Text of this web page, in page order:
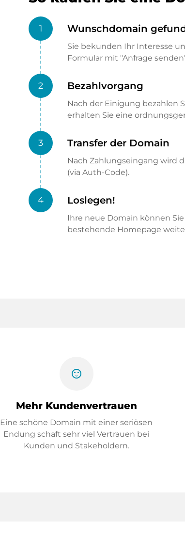
1 Wunschdomain
Sie bekunden Ihr Interesse
Formular mit "Anfrage
2 Bezahlvorgang
Nach der Einigung bezahlen
erhalten Sie eine
3 Transfer der Domain
Nach Zahlungseingang wird
(via Auth-Code).
4 Loslegen!
Ihre neue Domain können
bestehende Homepage
sentiment_satisfied
Mehr Kundenvertrauen
Eine schöne Domain mit einer seriösen
Endung schaft sehr viel Vertrauen bei
Kunden und Stakeholdern.